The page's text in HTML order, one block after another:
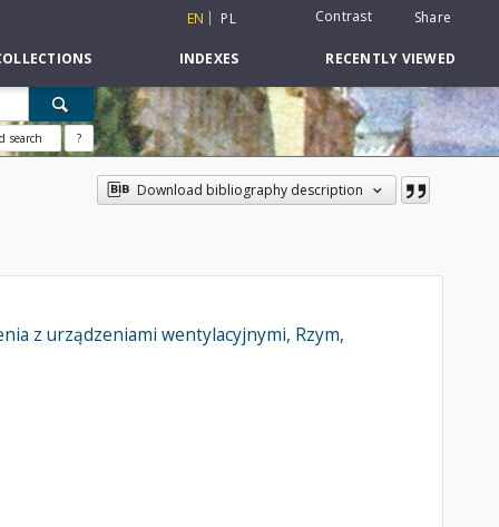
EN PL Contrast Share
INDEXES RECENTLY VIEWED
search ?
Download bibliography description
z urządzeniami wentylacyjnymi, Rzym,